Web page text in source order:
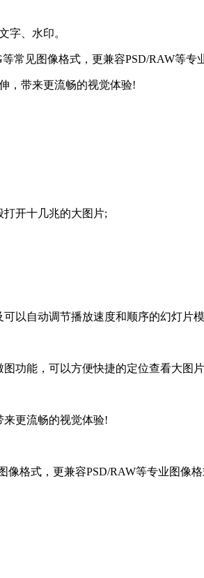
字、水印。
常见图像格式，更兼容PSD/RAW等专
，带来更流畅的视觉体验!
开十几兆的大图片;
以自动调节播放速度和顺序的幻灯片
功能，可以方便快捷的定位查看大
更流畅的视觉体验!
像格式，更兼容PSD/RAW等专业图像